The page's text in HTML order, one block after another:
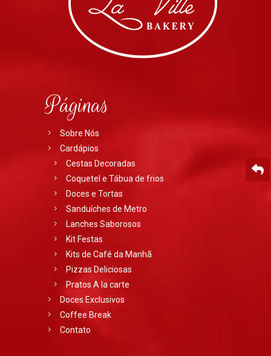
Páginas
Sobre Nós
Cardápios
Cestas Decoradas
Coquetel e Tábua de frios
Doces e Tortas
Sanduíches de Metro
Lanches Saborosos
Kit Festas
Kits de Café da Manhã
Pizzas Deliciosas
Pratos A la carte
Doces Exclusivos
Coffee Break
Contato